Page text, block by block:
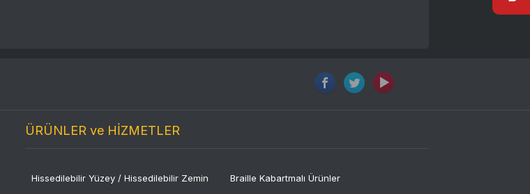
ÜRÜNLER ve HİZMETLER
Hissedilebilir Yüzey / Hissedilebilir Zemin Braille Kabartmalı Ürünler